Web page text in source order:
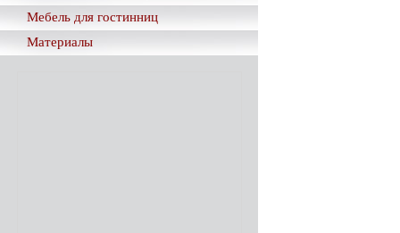
Мебель для гостинниц
Материалы